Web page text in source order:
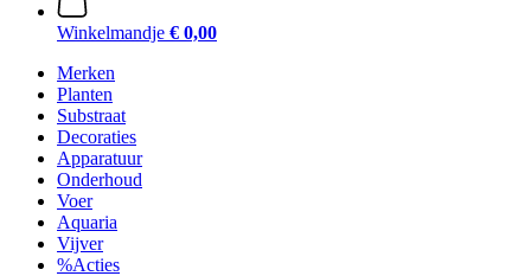
Winkelmandje € 0,00
Merken
Planten
Substraat
Decoraties
Apparatuur
Onderhoud
Voer
Aquaria
Vijver
%Acties